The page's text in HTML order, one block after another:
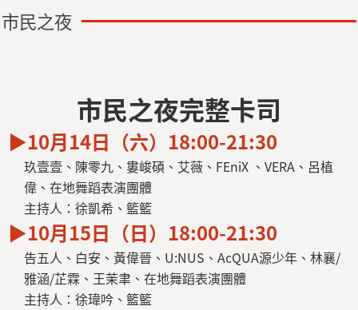
市民之夜
市民之夜完整卡司
▶10月14日（六）18:00-21:30
玖壹壹、陳零九、婁峻碩、艾薇、FEniX 、VERA、呂植
偉、在地舞蹈表演團體
主持人：徐凱希、籃籃
▶10月15日（日）18:00-21:30
告五人、白安、黃偉晉、U:NUS、AcQUA源少年、林襄/
雅涵/芷霖、王茉聿、在地舞蹈表演團體
主持人：徐瑋吟、籃籃